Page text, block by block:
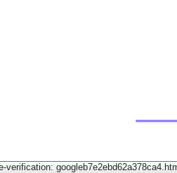
verification: